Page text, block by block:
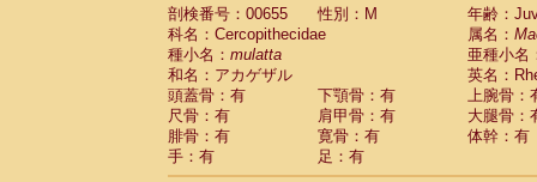
剖検番号：00655
性別：M
年齢：
科名：Cercopithecidae
属名：
種小名： mulatta
亜種小名
和名：アカゲザル
英名：
頭蓋骨：有
下顎骨：有
上腕骨：
尺骨：有
肩甲骨：有
大腿骨：
腓骨：有
寛骨：有
体幹：有
手：有
足：有